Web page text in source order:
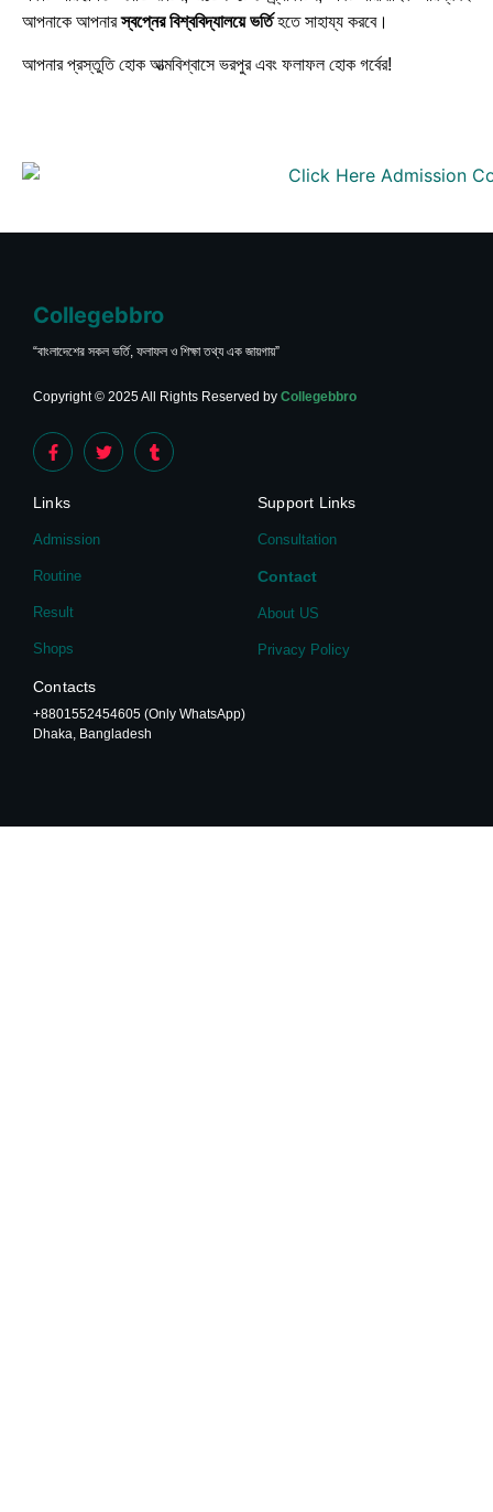
আপনাকে আপনারস্বপ্নের বিশ্ববিদ্যালয়ে ভর্তিহতে সাহায্য করবে।
আপনার প্রস্তুতি হোক আত্মবিশ্বাসে ভরপুর এবং ফলাফল হোক গর্বের!
Collegebbro
“বাংলাদেশের সকল ভর্তি, ফলাফল ও শিক্ষা তথ্য এক জায়গায়”
Copyright © 2025 All Rights Reserved by Collegebbro
Links
Admission
Routine
Result
Shops
Support Links
Consultation
Contact
About US
Privacy Policy
Contacts
+8801552454605 (Only WhatsApp)
Dhaka, Bangladesh